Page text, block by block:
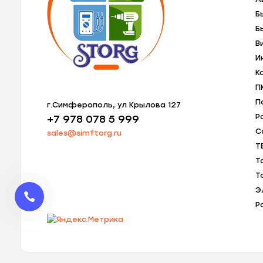
г.Симферополь, ул Крылова 127
+7 978 078 5 999
sales@simftorg.ru